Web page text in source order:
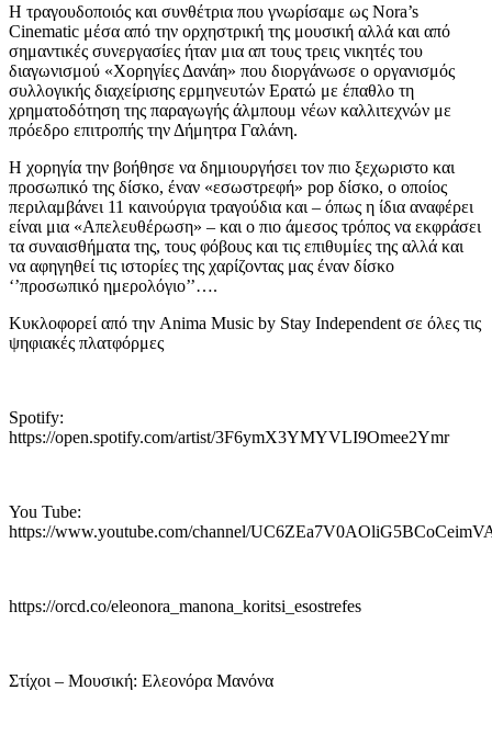
Η τραγουδοποιός και συνθέτρια που γνωρίσαμε ως Nora’s
Cinematic μέσα από την ορχηστρική της μουσική αλλά και από
σημαντικές συνεργασίες ήταν μια απ τους τρεις νικητές του
διαγωνισμού «Χορηγίες Δανάη» που διοργάνωσε ο οργανισμός
συλλογικής διαχείρισης ερμηνευτών Ερατώ με έπαθλο τη
χρηματοδότηση της παραγωγής άλμπουμ νέων καλλιτεχνών με
πρόεδρο επιτροπής την Δήμητρα Γαλάνη.
Η χορηγία την βοήθησε να δημιουργήσει τον πιο ξεχωριστο και
προσωπικό της δίσκο, έναν «εσωστρεφή» pop δίσκο, ο οποίος
περιλαμβάνει 11 καινούργια τραγούδια και – όπως η ίδια αναφέρει
είναι μια «Απελευθέρωση» – και ο πιο άμεσος τρόπος να εκφράσει
τα συναισθήματα της, τους φόβους και τις επιθυμίες της αλλά και
να αφηγηθεί τις ιστορίες της χαρίζοντας μας έναν δίσκο
‘’προσωπικό ημερολόγιο’’….
Κυκλοφορεί από την Anima Music by Stay Independent σε όλες τις
ψηφιακές πλατφόρμες
Spotify:
https://open.spotify.com/artist/3F6ymX3YMYVLI9Omee2Ymr
You Tube:
https://www.youtube.com/channel/
https://orcd.co/eleonora_manona_koritsi_esostrefes
Στίχοι – Μουσική: Ελεονόρα Μανόνα